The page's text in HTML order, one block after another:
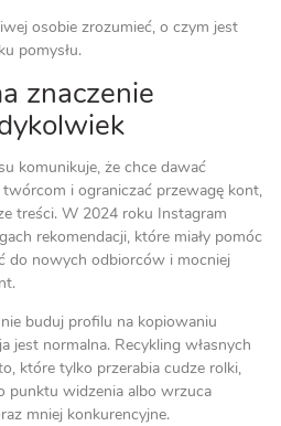
osobie zrozumieć, o czym jest
pomysłu.
znaczenie
komunikuje, że chce dawać
i ograniczać przewagę kont,
treści. W 2024 roku Instagram
rekomendacji, które miały pomóc
do nowych odbiorców i mocniej
buduj profilu na kopiowaniu
jest normalna. Recykling własnych
które tylko przerabia cudze rolki,
punktu widzenia albo wrzuca
mniej konkurencyjne.